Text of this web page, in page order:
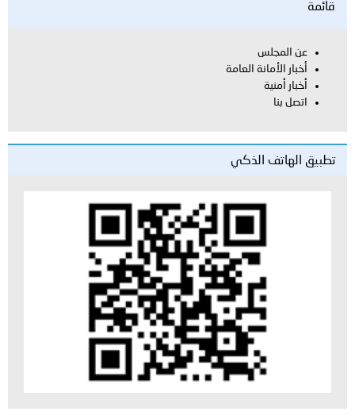
قائمة
عن المجلس
أخبار الأمانة العامة
أخبار أمنية
اتصل بنا
تطبيق الهاتف الذكي